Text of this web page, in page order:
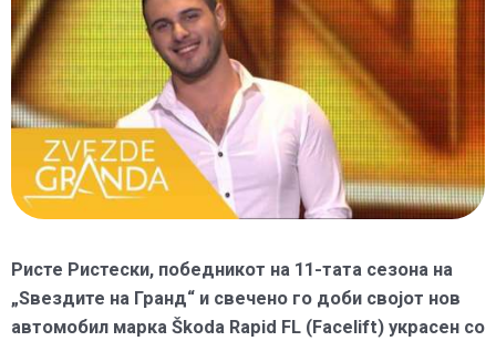
Ристе Ристески, победникот на 11-тата сезона на
„Ѕвездите на Гранд“ и свечено го доби својот нов
автомобил марка Škoda Rapid FL (Facelift) украсен со